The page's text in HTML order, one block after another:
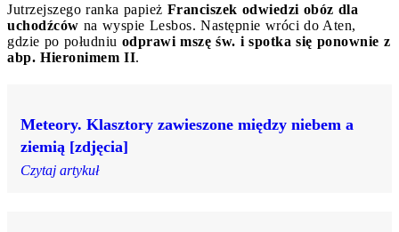
Jutrzejszego ranka papież Franciszek odwiedzi obóz dla
uchodźców na wyspie Lesbos. Następnie wróci do Aten,
gdzie po południu odprawi mszę św. i spotka się ponownie z
abp. Hieronimem II.
Meteory. Klasztory zawieszone między niebem a
ziemią [zdjęcia]
Czytaj artykuł